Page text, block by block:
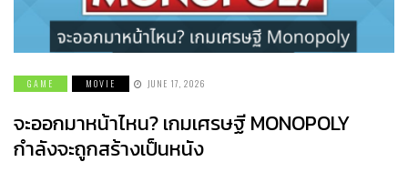
GAME MOVIE JUNE 17, 2026
จะออกมาหน้าไหน? เกมเศรษฐี MONOPOLY
กำลังจะถูกสร้างเป็นหนัง